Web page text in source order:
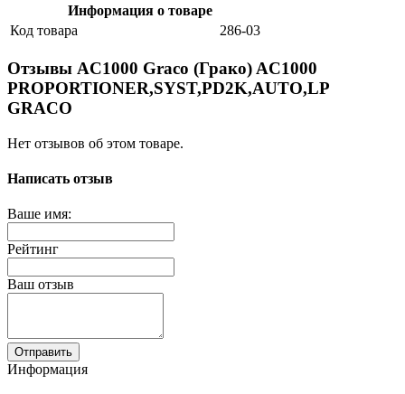
Информация о товаре
Код товара
286-03
Отзывы AC1000 Graco (Грако) AC1000
PROPORTIONER,SYST,PD2K,AUTO,LP
GRACO
Нет отзывов об этом товаре.
Написать отзыв
Ваше имя:
Рейтинг
Ваш отзыв
Отправить
Информация